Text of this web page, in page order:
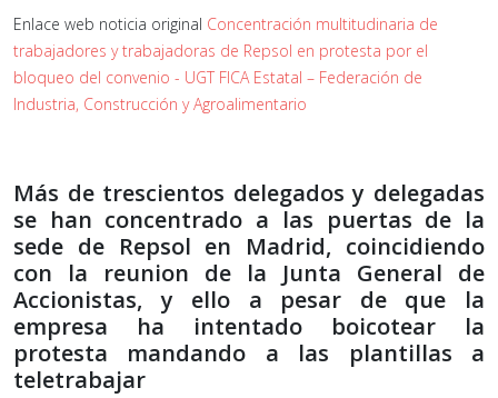
Enlace web noticia original Concentración multitudinaria de
trabajadores y trabajadoras de Repsol en protesta por el
bloqueo del convenio - UGT FICA Estatal – Federación de
Industria, Construcción y Agroalimentario
Más de trescientos delegados y delegadas
se han concentrado a las puertas de la
sede de Repsol en Madrid, coincidiendo
con la reunion de la Junta General de
Accionistas, y ello a pesar de que la
empresa ha intentado boicotear la
protesta mandando a las plantillas a
teletrabajar